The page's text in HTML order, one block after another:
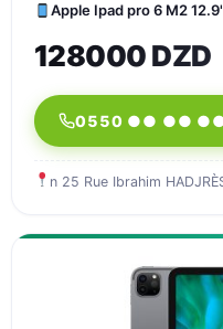
Apple Ipad pro 6 M2
128000 DZD
0550 ●● ●●
n 25 Rue Ibrahim